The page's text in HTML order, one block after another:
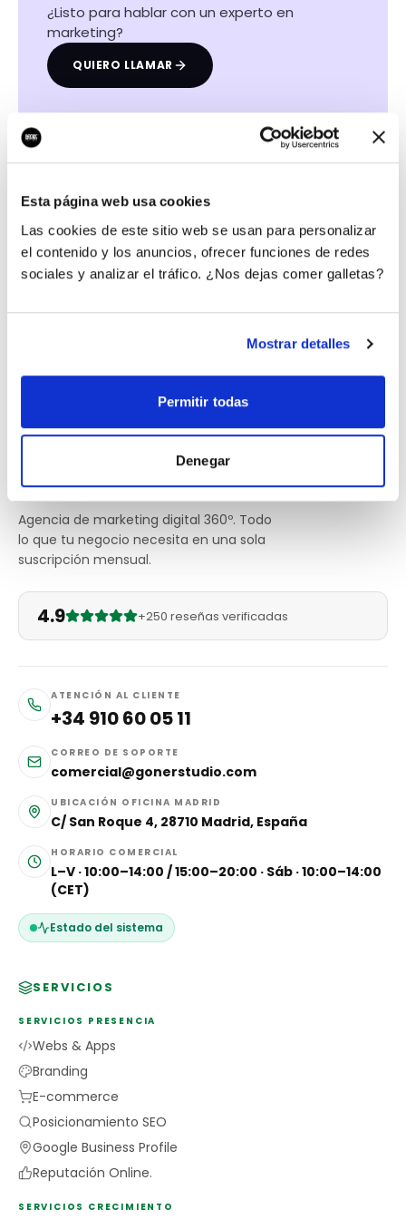
Esta página web usa cookies
Las cookies de este sitio web se usan para personalizar
el contenido y los anuncios, ofrecer funciones de redes
sociales y analizar el tráfico. ¿Nos dejas comer galletas?
Mostrar detalles
Permitir todas
Denegar
¿Listo para hablar con un experto en
marketing?
QUIERO LLAMAR
Las certificaciones de nuestros profesionales
Agencia de marketing digital 360º. Todo
lo que tu negocio necesita en una sola
suscripción mensual.
4.9 +250 reseñas verificadas
ATENCIÓN AL CLIENTE
+34 910 60 05 11
CORREO DE SOPORTE
comercial@gonerstudio.com
UBICACIÓN OFICINA MADRID
C/ San Roque 4, 28710 Madrid, España
HORARIO COMERCIAL
L–V · 10:00–14:00 / 15:00–20:00 · Sáb · 10:00–14:00
(CET)
Estado del sistema
SERVICIOS
SERVICIOS PRESENCIA
Webs & Apps
Branding
E-commerce
Posicionamiento SEO
Google Business Profile
Reputación Online.
SERVICIOS CRECIMIENTO